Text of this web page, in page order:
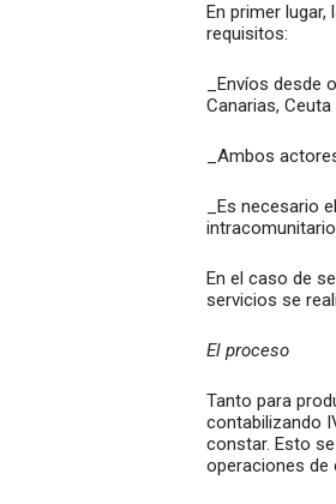
En primer
requisitos:
_Envíos
Canarias, Ceuta
_Ambos
_Es necesario
En el caso de
servicios se
El proceso
Tanto para
contabilizando
constar. Esto
operaciones de